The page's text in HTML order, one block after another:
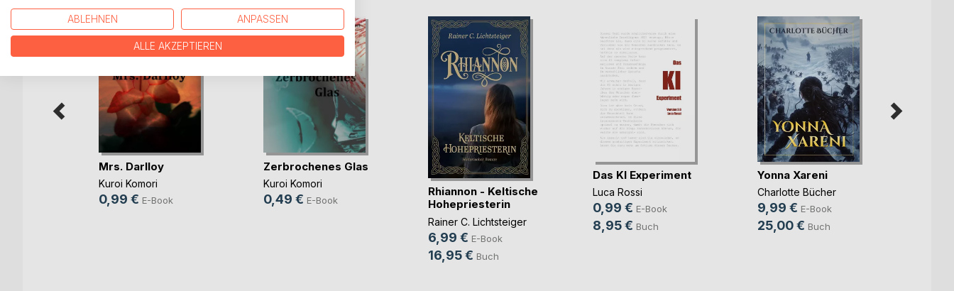
Mrs. Darlloy
Kuroi Komori
0,99 € E-Book
Zerbrochenes Glas
Kuroi Komori
0,49 € E-Book
Rhiannon - Keltische
Hohepriesterin
Rainer C. Lichtsteiger
6,99 € E-Book
16,95 € Buch
Das KI Experiment
Luca Rossi
0,99 € E-Book
8,95 € Buch
Yonna Xareni
Charlotte Bücher
9,99 € E-Book
25,00 € Buch
ABLEHNEN ANPASSEN
ALLE AKZEPTIEREN